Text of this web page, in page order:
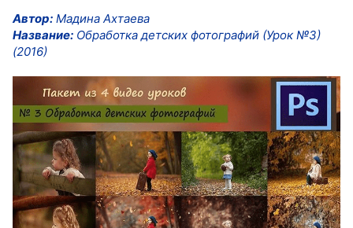
Автор: Мадина Ахтаева
Название: Обработка детских фотографий (Урок №3)
(2016)